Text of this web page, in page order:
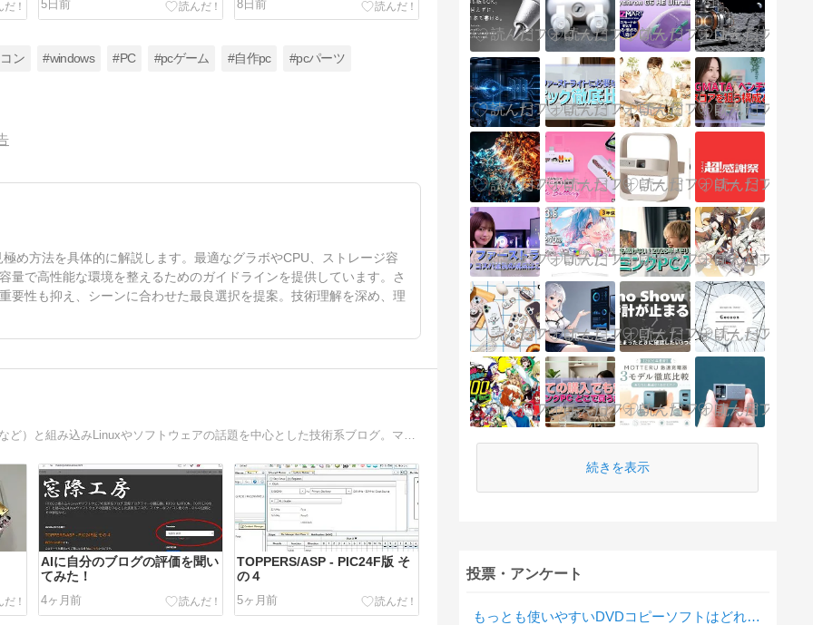
5日前
8日前
ン #windows #PC #pcゲーム #自作pc #pcパーツ
め方法を具体的に解説します。最適なグラボやCPU、ストレージ容
で高性能な環境を整えるためのガイドラインを提供しています。さ
要性も抑え、シーンに合わせた最良選択を提案。技術理解を深め、理
AIに自分のブログの評価を聞い
てみた！
4ヶ月前
TOPPERS/ASP - PIC24F版 そ
の４
5ヶ月前
続きを表示
投票・アンケート
もっとも使いやすいDVDコピーソフトはどれですか？